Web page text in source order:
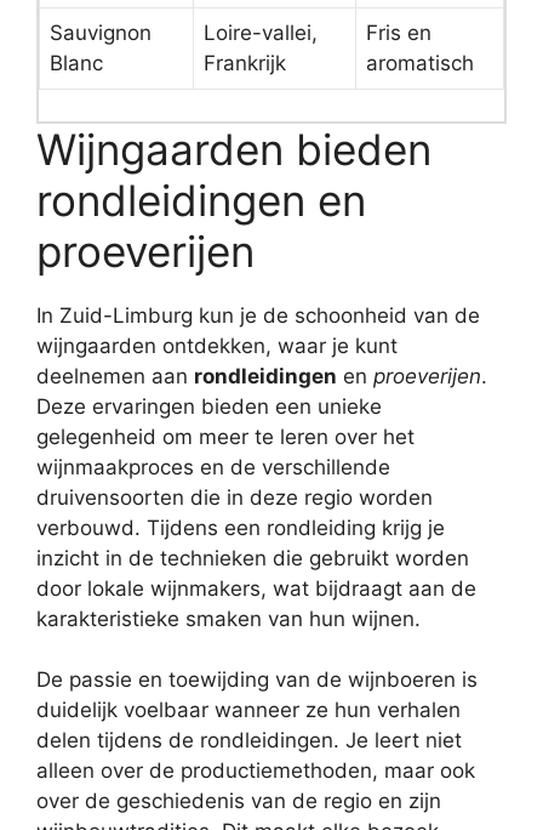
Sauvignon
Blanc
Loire-vallei,
Frankrijk
Fris en
aromatisch
Wijngaarden bieden
rondleidingen en
proeverijen
In Zuid-Limburg kun je de schoonheid van de
wijngaarden ontdekken, waar je kunt
deelnemen aan rondleidingen en proeverijen.
Deze ervaringen bieden een unieke
gelegenheid om meer te leren over het
wijnmaakproces en de verschillende
druivensoorten die in deze regio worden
verbouwd. Tijdens een rondleiding krijg je
inzicht in de technieken die gebruikt worden
door lokale wijnmakers, wat bijdraagt aan de
karakteristieke smaken van hun wijnen.
De passie en toewijding van de wijnboeren is
duidelijk voelbaar wanneer ze hun verhalen
delen tijdens de rondleidingen. Je leert niet
alleen over de productiemethoden, maar ook
over de geschiedenis van de regio en zijn